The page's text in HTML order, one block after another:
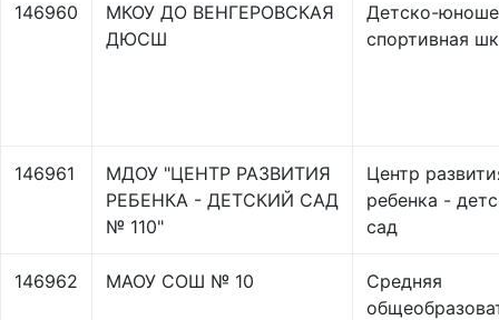
146960
МКОУ ДО ВЕНГЕРОВСКАЯ
ДЮСШ
Детско-
спортивная
146961
МДОУ "ЦЕНТР РАЗВИТИЯ
РЕБЕНКА - ДЕТСКИЙ САД
№ 110"
Центр
ребенка -
сад
146962 МАОУ СОШ № 10
Средняя